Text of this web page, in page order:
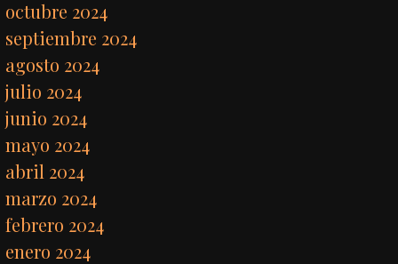
octubre 2024
septiembre 2024
agosto 2024
julio 2024
junio 2024
mayo 2024
abril 2024
marzo 2024
febrero 2024
enero 2024